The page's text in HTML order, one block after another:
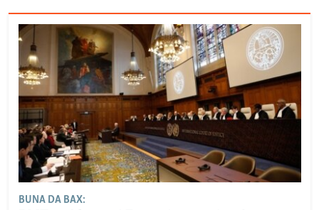
BUNA DA BAX: